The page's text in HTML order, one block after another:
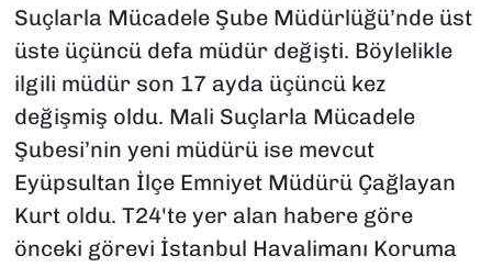
Suçlarla Mücadele Şube Müdürlüğü’nde üst
üste üçüncü defa müdür değişti. Böylelikle
ilgili müdür son 17 ayda üçüncü kez
değişmiş oldu. Mali Suçlarla Mücadele
Şubesi’nin yeni müdürü ise mevcut
Eyüpsultan İlçe Emniyet Müdürü Çağlayan
Kurt oldu. T24'te yer alan habere göre
önceki görevi İstanbul Havalimanı Koruma